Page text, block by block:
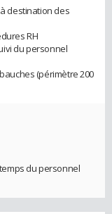
destination des
RH
du personnel
(périmètre 200
du personnel